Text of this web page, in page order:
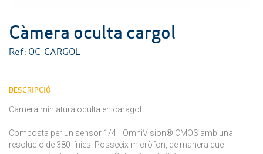
Càmera oculta cargol
Ref: OC-CARGOL
DESCRIPCIÓ
Càmera miniatura oculta en caragol.
Composta per un sensor 1/4 " OmniVision® CMOS amb una
resolució de 380 línies. Posseeix micròfon, de manera que